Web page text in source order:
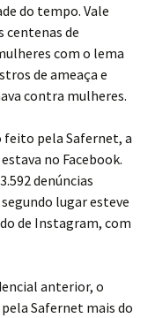
do tempo. Vale
centenas de
com o lema
de ameaça e
contra mulheres.
feito pela Safernet, a
no Facebook.
denúncias
lugar esteve
de Instagram, com
anterior, o
Safernet mais do